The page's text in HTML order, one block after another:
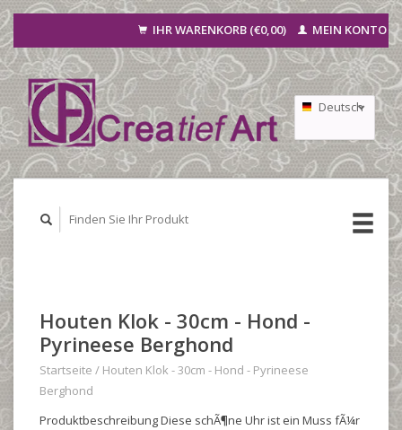
IHR WARENKORB (€0,00) MEIN KONTO
Deutsch
Nederlands
Houten Klok - 30cm - Hond -
Pyrineese Berghond
Startseite / Houten Klok - 30cm - Hond - Pyrineese
Berghond
Produktbeschreibung Diese schÃ¶ne Uhr ist ein Muss fÃ¼r